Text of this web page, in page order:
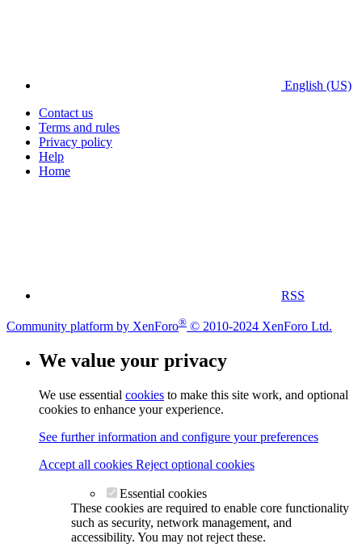
English (US)
Contact us
Terms and rules
Privacy policy
Help
Home
RSS
Community platform by XenForo® © 2010-2024 XenForo Ltd.
We value your privacy
We use essential cookies to make this site work, and optional
cookies to enhance your experience.
See further information and configure your preferences
Accept all cookies Reject optional cookies
Essential cookies
These cookies are required to enable core functionality
such as security, network management, and
accessibility. You may not reject these.